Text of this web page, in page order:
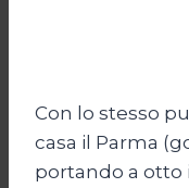
Con lo stesso
casa il Parma
portando a